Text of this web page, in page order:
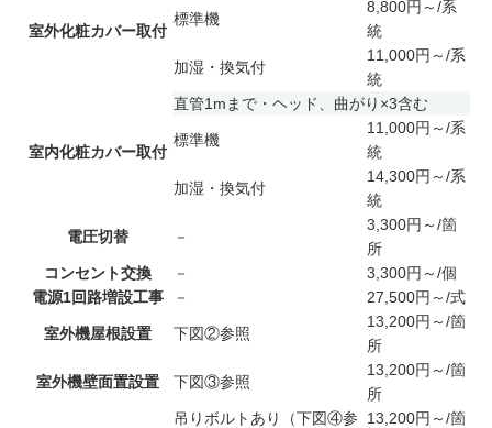
室外化粧カバー取付
標準機
8,800円～/系
統
加湿・換気付
11,000円～/系
統
室内化粧カバー取付
直管1mまで・ヘッド、曲がり×3含む
標準機
11,000円～/系
統
加湿・換気付
14,300円～/系
統
電圧切替 －
3,300円～/箇
所
コンセント交換
－
3,300円～/個
電源1回路増設工事
－ 27,500円～/式
室外機屋根設置 下図②参照
13,200円～/箇
所
室外機壁面置設置 下図③参照
13,200円～/箇
所
吊りボルトあり（下図④参
13,200円～/箇